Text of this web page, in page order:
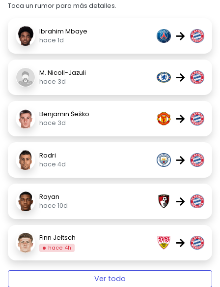
Toca un rumor para más detalles.
Ibrahim Mbaye
hace 1d
→
M. Nicoll-Jazuli
hace 3d
→
Benjamin Šeško
hace 3d
→
Rodri
hace 4d
→
Rayan
hace 10d
→
Finn Jeltsch
hace 4h →
Ver todo